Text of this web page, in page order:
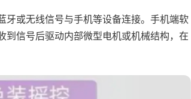
牙或无线信号与手机等设备连接。手机端软
信号后驱动内部微型电机或机械结构，在